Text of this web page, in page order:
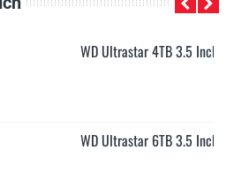
3.5 Inch SATA HDD 7200rpm SE...
3.5 Inch SATA HDD 7200rpm SE...